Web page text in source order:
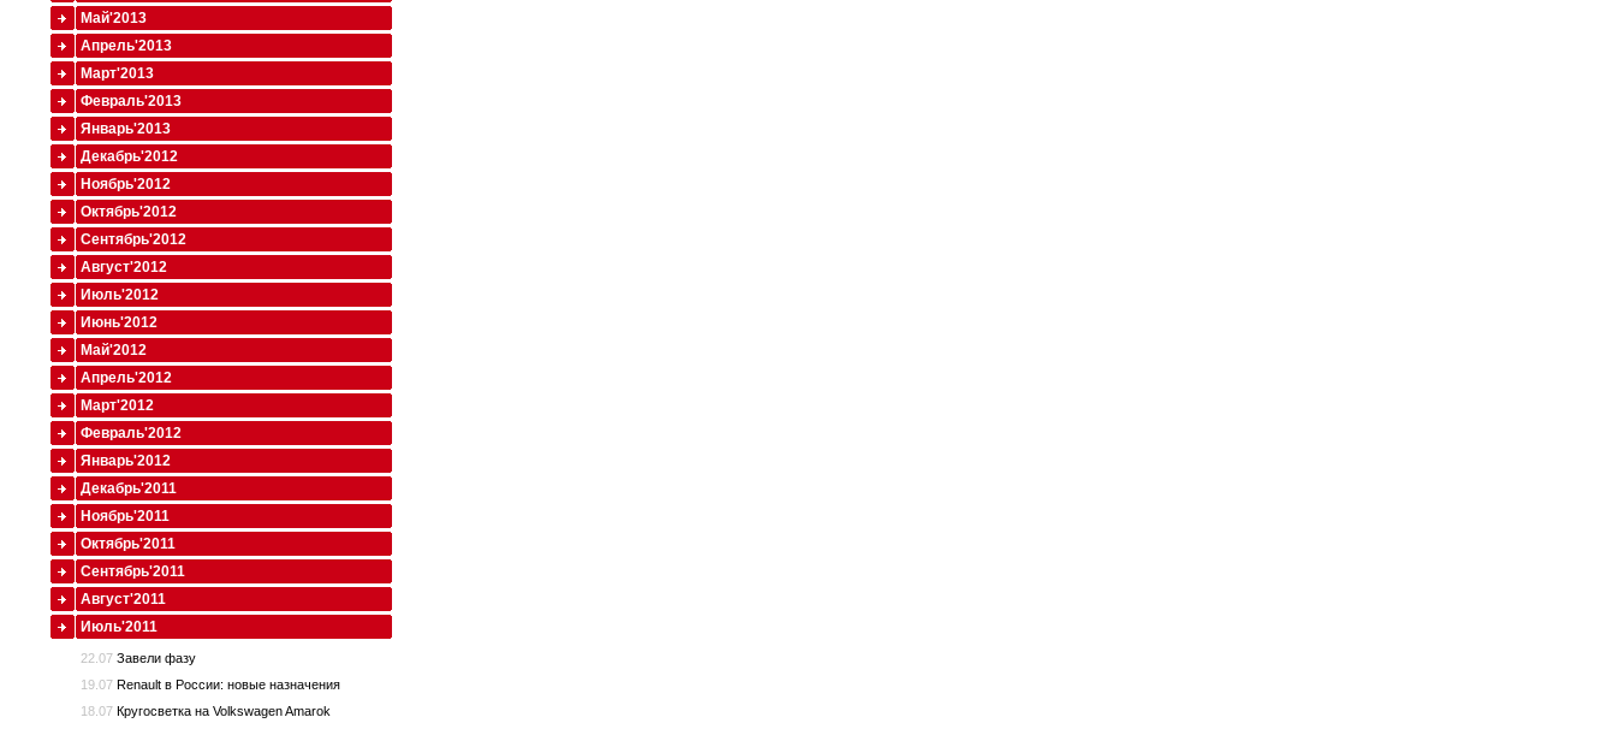
Май'2013
Апрель'2013
Март'2013
Февраль'2013
Январь'2013
Декабрь'2012
Ноябрь'2012
Октябрь'2012
Сентябрь'2012
Август'2012
Июль'2012
Июнь'2012
Май'2012
Апрель'2012
Март'2012
Февраль'2012
Январь'2012
Декабрь'2011
Ноябрь'2011
Октябрь'2011
Сентябрь'2011
Август'2011
Июль'2011
22.07 Завели фазу
19.07 Renault в России: новые назначения
18.07 Кругосветка на Volkswagen Amarok